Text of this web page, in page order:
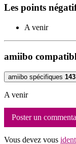
Les points
A venir
amiibo
amiibo spécifiques 143
A venir
Poster un
Vous devez vous